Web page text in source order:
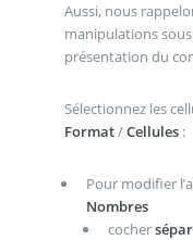
Aussi, nous
manipulations
présentation du
Sélectionnez les
Format/Cellules:
Pour modifier
Nombres
cocher